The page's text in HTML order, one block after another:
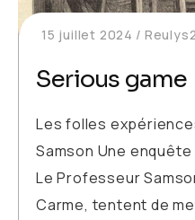
15 juillet 2024
Serious game
Les folles
Samson Une
Le Professeur
Carme, tentent de